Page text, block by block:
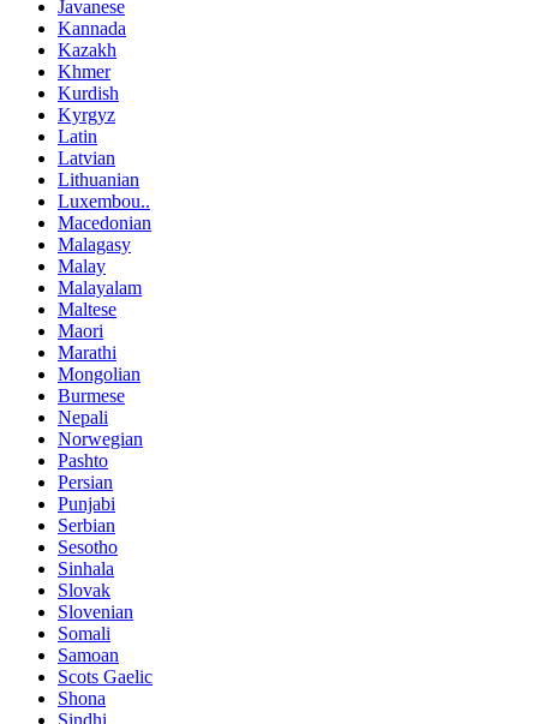
Javanese
Kannada
Kazakh
Khmer
Kurdish
Kyrgyz
Latin
Latvian
Lithuanian
Luxembou..
Macedonian
Malagasy
Malay
Malayalam
Maltese
Maori
Marathi
Mongolian
Burmese
Nepali
Norwegian
Pashto
Persian
Punjabi
Serbian
Sesotho
Sinhala
Slovak
Slovenian
Somali
Samoan
Scots Gaelic
Shona
Sindhi